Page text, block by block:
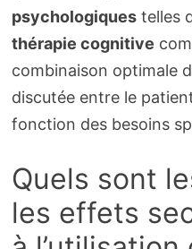
psychologiquestelles
thérapie cognitive
combinaison optimale
discutée entre le
fonction des besoins
Quels sont
les effets